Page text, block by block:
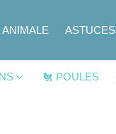
ASTUCES
🐔 POULES